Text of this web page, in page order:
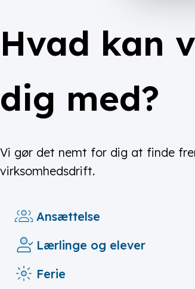
Hvad kan
dig med?
Vi gør det nemt for dig at finde
virksomhedsdrift.
Ansættelse
Lærlinge og elever
Ferie